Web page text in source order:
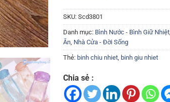
SKU: Scd3801
Danh mục: Bình Nước - Bình Giữ Nhiệt,
Ăn, Nhà Cửa - Đời Sống
Thẻ: binh chiu nhiet, binh giu nhiet
Chia sẻ :